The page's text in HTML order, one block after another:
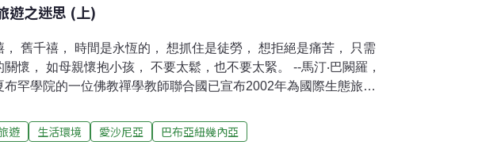
遊之迷思 (上)
永恆的， 想抓住是徒勞， 想拒絕是痛苦， 只需
太鬆，也不要太緊。 --馬汀‧巴闕羅，
布罕學院的一位佛教禪學教師聯合國已宣布2002年為國際生態旅遊
夠依照可持續模式發展的想法，很可能只是一個迷思。對於世界上
困的國家而言，為了吸引外國觀光客與充裕外資的到來，它們很難
遊 生活環境 愛沙尼亞 巴布亞紐幾內亞